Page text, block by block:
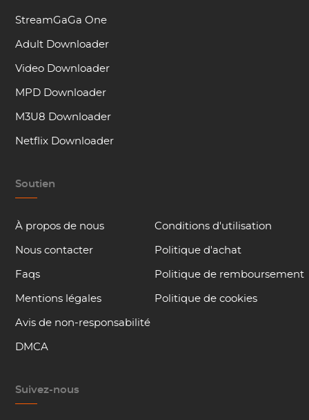
StreamGaGa One
Adult Downloader
Video Downloader
MPD Downloader
M3U8 Downloader
Netflix Downloader
Soutien
À propos de nous
Nous contacter
Faqs
Mentions légales
Avis de non-responsabilité
DMCA
Conditions d'utilisation
Politique d'achat
Politique de remboursement
Politique de cookies
Suivez-nous